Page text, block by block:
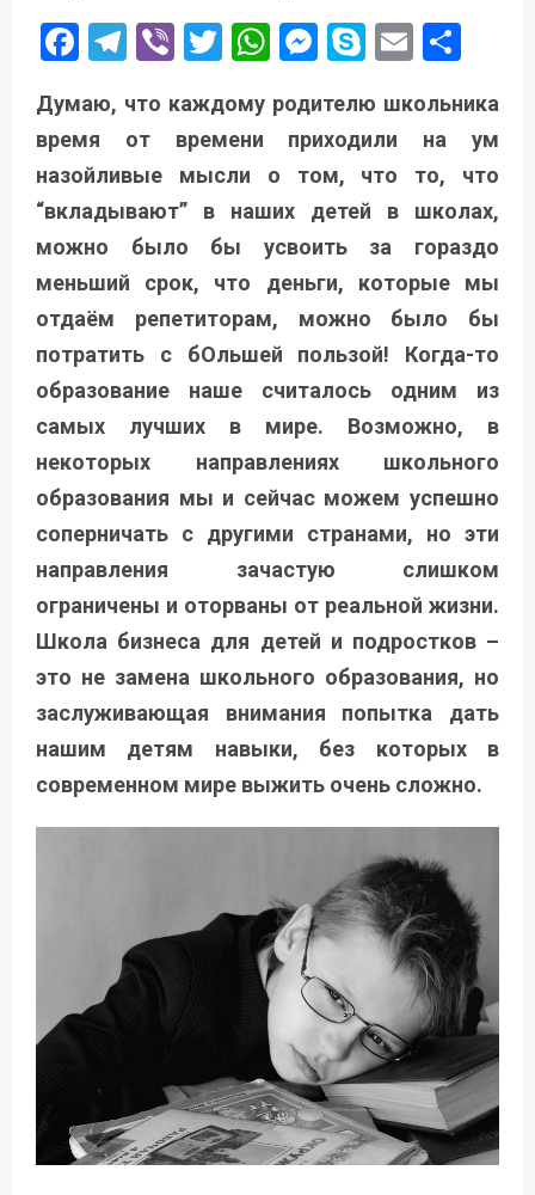
Facebook
Telegram
ViberTwitter
WhatsApp
Messenger
Skype
Email
Думаю, что каждому родителю школьника
время от времени приходили на ум
назойливые мысли о том, что то, что
“вкладывают” в наших детей в школах,
можно было бы усвоить за гораздо
меньший срок, что деньги, которые мы
отдаём репетиторам, можно было бы
потратить с бОльшей пользой! Когда-то
образование наше считалось одним из
самых лучших в мире. Возможно, в
некоторых направлениях школьного
образования мы и сейчас можем успешно
соперничать с другими странами, но эти
направления зачастую слишком
ограничены и оторваны от реальной жизни.
Школа бизнеса для детей и подростков –
это не замена школьного образования, но
заслуживающая внимания попытка дать
нашим детям навыки, без которых в
современном мире выжить очень сложно.